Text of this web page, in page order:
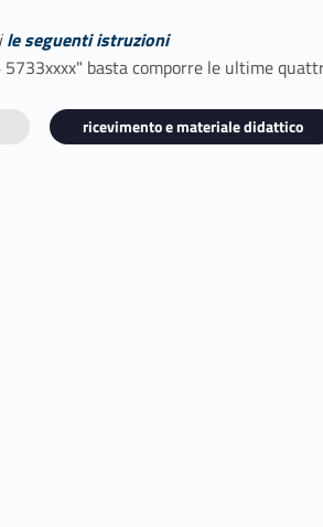
le seguenti istruzioni
basta comporre le ultime
ricevimento e materiale didattico